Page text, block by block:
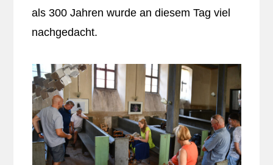
als 300 Jahren wurde an diesem Tag viel
nachgedacht.